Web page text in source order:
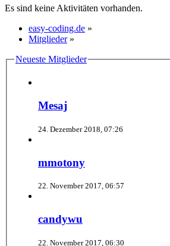
Es sind keine Aktivitäten vorhanden.
easy-coding.de »
Mitglieder »
Neueste Mitglieder
Mesaj
24. Dezember 2018, 07:26
mmotony
22. November 2017, 06:57
candywu
22. November 2017, 06:30